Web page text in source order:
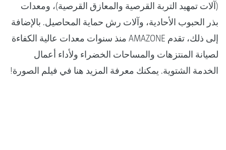
(آلات تمهيد التربة القرصية والمعازق القرصية)، ومعدات
بذر الحبوب الأحادية، وآلات رش حماية المحاصيل. بالإضافة
إلى ذلك، تقدم AMAZONE منذ سنوات معدات عالية الكفاءة
لصيانة المنتزهات والمساحات الخضراء ولأداء أعمال
الخدمة الشتوية. يمكنك معرفة المزيد هنا في فيلم الصورة!